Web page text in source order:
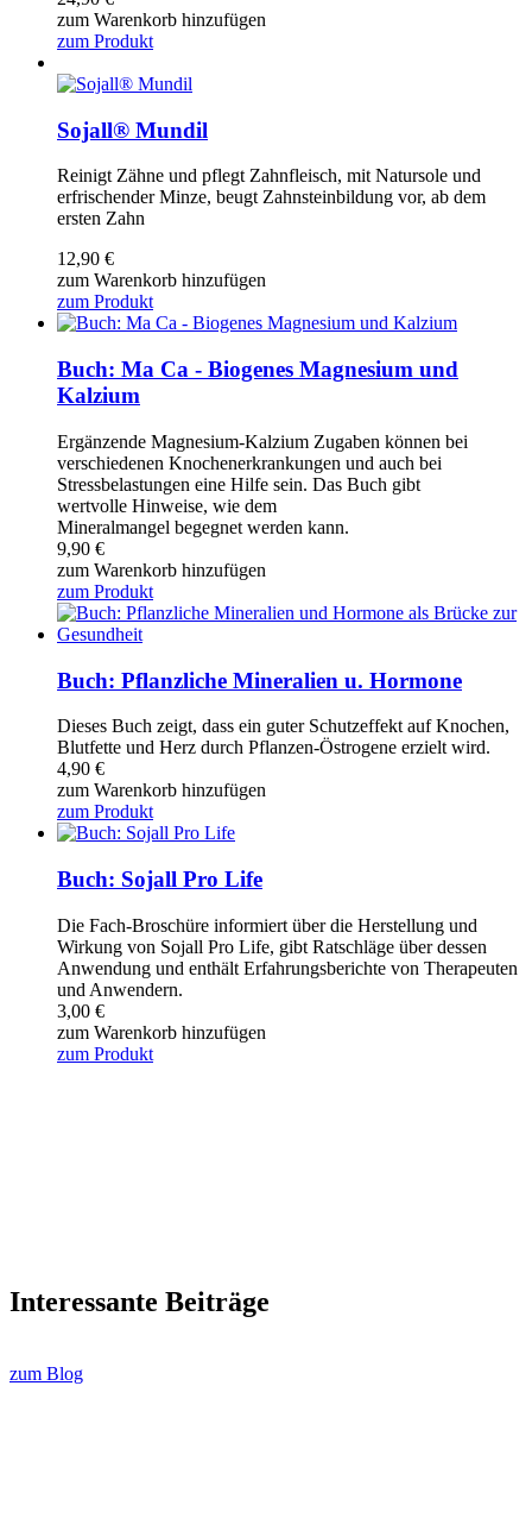
zum Warenkorb hinzufügen
zum Produkt
Sojall® Mundil
Reinigt Zähne und pflegt Zahnfleisch, mit Natursole und
erfrischender Minze, beugt Zahnsteinbildung vor, ab dem
ersten Zahn
12,90 €
zum Warenkorb hinzufügen
zum Produkt
Buch: Ma Ca - Biogenes Magnesium und
Kalzium
Ergänzende Magnesium-Kalzium Zugaben können bei
verschiedenen Knochenerkrankungen und auch bei
Stressbelastungen eine Hilfe sein. Das Buch gibt
wertvolle Hinweise, wie dem
Mineralmangel begegnet werden kann.
9,90 €
zum Warenkorb hinzufügen
zum Produkt
Buch: Pflanzliche Mineralien u. Hormone
Dieses Buch zeigt, dass ein guter Schutzeffekt auf Knochen,
Blutfette und Herz durch Pflanzen-Östrogene erzielt wird.
4,90 €
zum Warenkorb hinzufügen
zum Produkt
Buch: Sojall Pro Life
Die Fach-Broschüre informiert über die Herstellung und
Wirkung von Sojall Pro Life, gibt Ratschläge über dessen
Anwendung und enthält Erfahrungsberichte von Therapeuten
und Anwendern.
3,00 €
zum Warenkorb hinzufügen
zum Produkt
Interessante Beiträge
zum Blog